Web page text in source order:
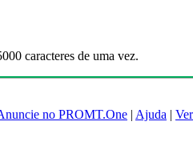
caracteres de uma vez.
no PROMT.One | Ajuda |